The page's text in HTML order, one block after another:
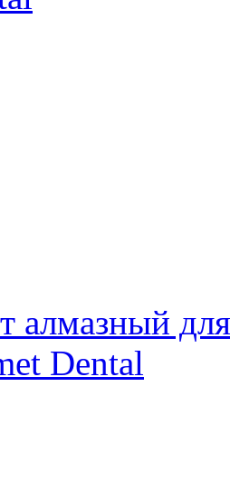
алмазный
Dental